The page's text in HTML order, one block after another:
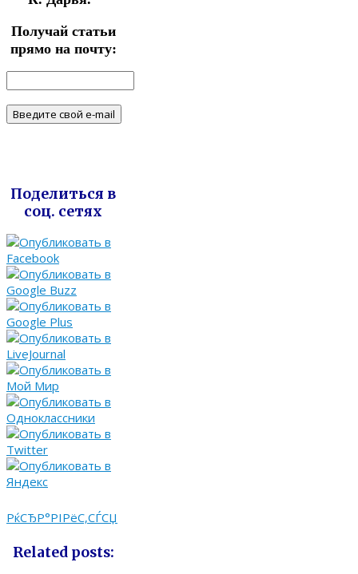
Получай статьи
прямо на почту:
Поделиться в
соц. сетях
РќСЂР°РІРёС‚СЃСЏ
Related posts: